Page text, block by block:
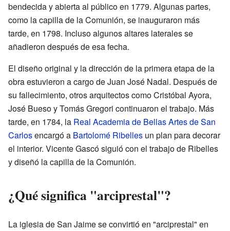
bendecida y abierta al público en 1779. Algunas partes,
como la capilla de la Comunión, se inauguraron más
tarde, en 1798. Incluso algunos altares laterales se
añadieron después de esa fecha.
El diseño original y la dirección de la primera etapa de la
obra estuvieron a cargo de Juan José Nadal. Después de
su fallecimiento, otros arquitectos como Cristóbal Ayora,
José Bueso y Tomás Gregori continuaron el trabajo. Más
tarde, en 1784, la Real Academia de Bellas Artes de San
Carlosencargó a Bartolomé Ribelles un plan para decorar
el interior. Vicente Gascó siguió con el trabajo de Ribelles
y diseñó la capilla de la Comunión.
¿Qué significa "arciprestal"?
La iglesia de San Jaime se convirtió en "arciprestal" en